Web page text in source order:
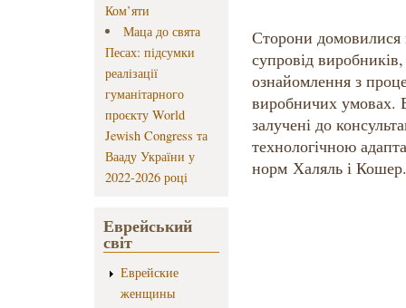
Ком’яти
Маца до свята
Песах: підсумки
реалізації
гуманітарного
проєкту World
Jewish Congress та
Вааду України у
2022-2026 році
Еврейський
світ
Еврейские
женщины
Сторони домовилися
супровід
ознайомлення з
виробничих умовах.
залучені до
технологічною
норм Халяль і Кошер.